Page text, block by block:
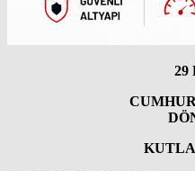
29
CUMHURİYET